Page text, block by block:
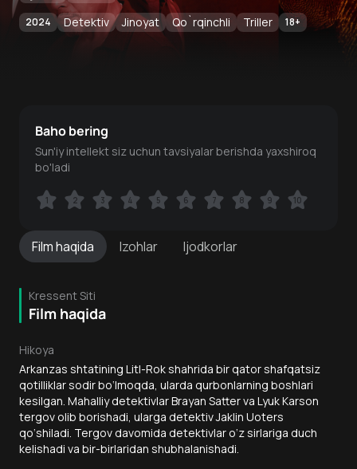
2024 Detektiv Jinoyat Qo`rqinchli Triller 18+
Filmhaqida Izohlar Ijodkorlar
Kressent Siti
Film haqida
Hikoya
Arkanzas shtatining Litl-Rok shahrida bir qator shafqatsiz
qotilliklar sodir bo‘lmoqda, ularda qurbonlarning boshlari
kesilgan. Mahalliy detektivlar Brayan Satter va Lyuk Karson
tergov olib borishadi, ularga detektiv Jaklin Uoters
qo‘shiladi. Tergov davomida detektivlar o‘z sirlariga duch
kelishadi va bir-birlaridan shubhalanishadi.
Baho bering
Sun'iy intellekt siz uchun tavsiyalar berishda yaxshiroq
bo'ladi
1 2 3 4 5 6 7 8 9 10
1 2 3 4 5 6 7 8 9 10